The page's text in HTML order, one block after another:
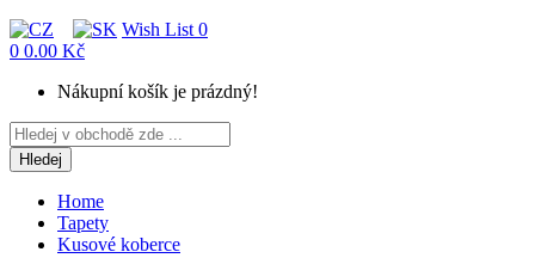
Wish List 0
0 0.00 Kč
Nákupní košík je prázdný!
Hledej
Home
Tapety
Kusové koberce